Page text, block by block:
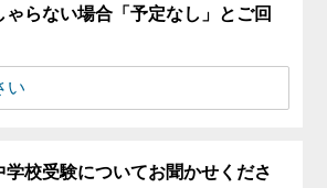
ゃらない場合「予定なし」とご回
学校受験についてお聞かせくださ